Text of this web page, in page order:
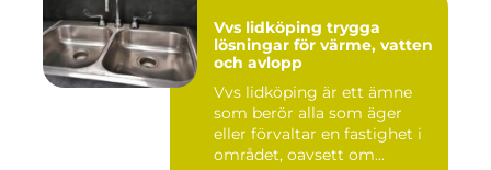
Vvs lidköping trygga
lösningar för värme, vatten
och avlopp
Vvs lidköping är ett ämne
som berör alla som äger
eller förvaltar en fastighet i
området, oavsett om...